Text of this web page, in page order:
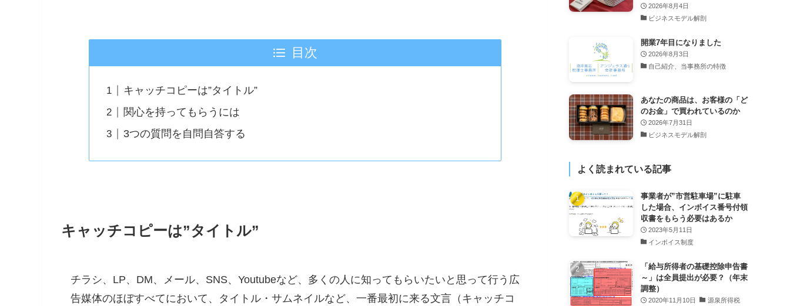
目次
キャッチコピーは”タイトル”
関心を持ってもらうには
3つの質問を自問自答する
キャッチコピーは”タイトル”
チラシ、LP、DM、メール、SNS、Youtubeなど、多くの人に知ってもらいたいと思って行う広
告媒体のほぼすべてにおいて、タイトル・サムネイルなど、一番最初に来る文言（キャッチコ
2026年8月4日
ビジネスモデル解剖
開業7年目になりました
2026年8月3日
自己紹介、当事務所の特徴
あなたの商品は、お客様の「ど
のお金」で買われているのか
2026年7月31日
ビジネスモデル解剖
よく読まれている記事
事業者が”市営駐車場”に駐車
した場合、インボイス番号付領
収書をもらう必要はあるか
2023年5月11日
インボイス制度
「給与所得者の基礎控除申告書
～」は全員提出が必要？（年末
調整）
2020年11月10日 源泉所得税